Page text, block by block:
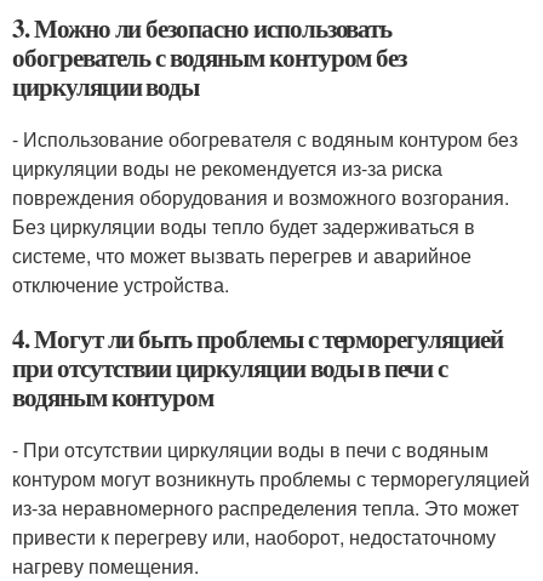
3. Можно ли безопасно использовать
обогреватель с водяным контуром без
циркуляции воды
- Использование обогревателя с водяным контуром без
циркуляции воды не рекомендуется из-за риска
повреждения оборудования и возможного возгорания.
Без циркуляции воды тепло будет задерживаться в
системе, что может вызвать перегрев и аварийное
отключение устройства.
4. Могут ли быть проблемы с терморегуляцией
при отсутствии циркуляции воды в печи с
водяным контуром
- При отсутствии циркуляции воды в печи с водяным
контуром могут возникнуть проблемы с терморегуляцией
из-за неравномерного распределения тепла. Это может
привести к перегреву или, наоборот, недостаточному
нагреву помещения.